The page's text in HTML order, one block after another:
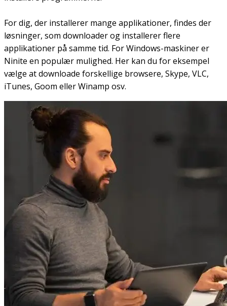
For dig, der installerer mange applikationer, findes der
løsninger, som downloader og installerer flere
applikationer på samme tid. For Windows-maskiner er
Ninite en populær mulighed. Her kan du for eksempel
vælge at downloade forskellige browsere, Skype, VLC,
iTunes, Goom eller Winamp osv.